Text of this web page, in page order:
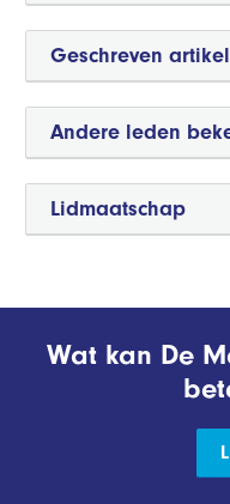
Lidmaatschap
Geschreven
Andere leden
Wat kan De